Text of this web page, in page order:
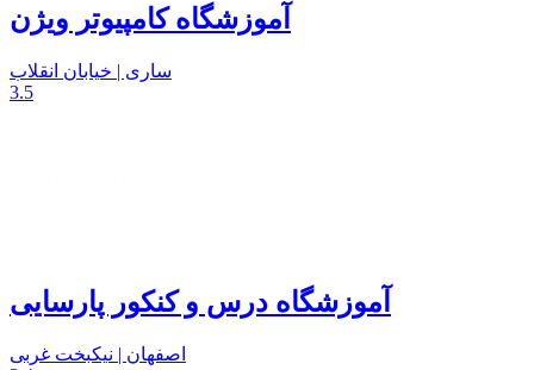
آموزشگاه کامپیوتر ویژن
ساری | خیابان انقلاب
3.5
آموزشگاه درس و کنکور پارسایی
اصفهان | نیکبخت غربی